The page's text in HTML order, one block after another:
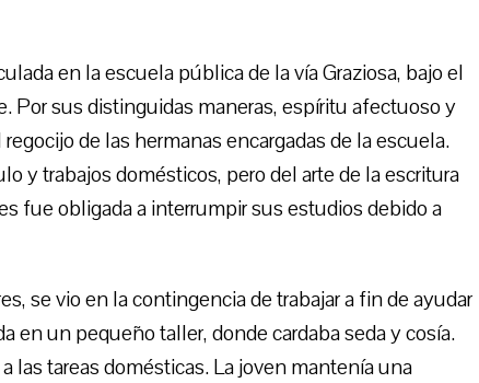
en la escuela pública de la vía Graziosa, bajo el
sus distinguidas maneras, espíritu afectuoso y
de las hermanas encargadas de la escuela.
y trabajos domésticos, pero del arte de la escritura
fue obligada a interrumpir sus estudios debido a
se vio en la contingencia de trabajar a fin de ayudar
en un pequeño taller, donde cardaba seda y cosía.
las tareas domésticas. La joven mantenía una